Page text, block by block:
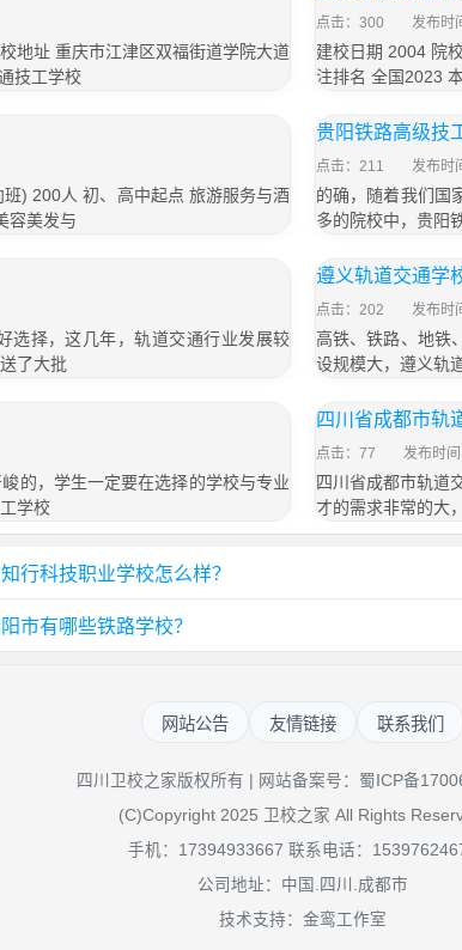
地址 重庆市江津区双福街道学院大道
技工学校
点击：300 发布时
建校日期 2004 院
注排名 全国2023
) 200人 初、高中起点 旅游服务与酒
容美发与
贵阳铁路高级技
点击：211 发布时
的确，随着我们国
多的院校中，贵阳
选择，这几年，轨道交通行业发展较
了大批
遵义轨道交通学
点击：202 发布时
高铁、铁路、地铁
设规模大，遵义轨
的，学生一定要在选择的学校与专业
学校
四川省成都市轨
点击：77 发布时
四川省成都市轨道
才的需求非常的大
科技职业学校怎么样？
市有哪些铁路学校？
网站公告 友情链接 联系我们
四川卫校之家版权所有 | 网站备案号： 蜀ICP备
(C)Copyright 2025 卫校之家 All Rights
手机：17394933667 联系电话：
公司地址：中国.四川.成都市
技术支持：金鸾工作室